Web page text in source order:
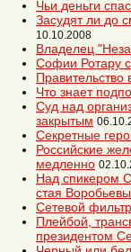
Чьи деньги
Засудят ли до
10.10.2008
Владелец
Софии Ротару
Правительство
Что знает
Суд над
закрытым
Секретные
Российские
медленно
Над спикером
стая
Сетевой
Плейбой,
президентом